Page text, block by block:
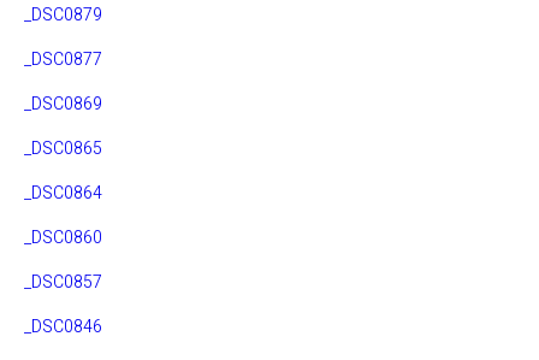
_DSC0879
_DSC0877
_DSC0869
_DSC0865
_DSC0864
_DSC0860
_DSC0857
_DSC0846